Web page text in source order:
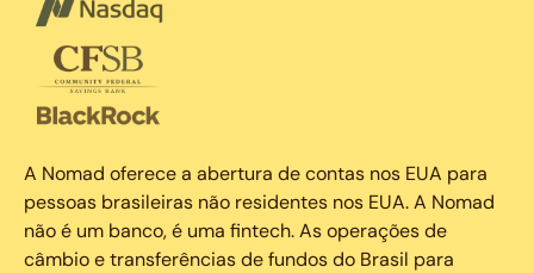
A Nomad oferece a abertura de contas nos EUA para
pessoas brasileiras não residentes nos EUA. A Nomad
não é um banco, é uma fintech. As operações de
câmbio e transferências de fundos do Brasil para